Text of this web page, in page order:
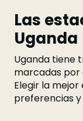
Las
Uganda
Uganda tiene
marcadas por
Elegir la
preferencias